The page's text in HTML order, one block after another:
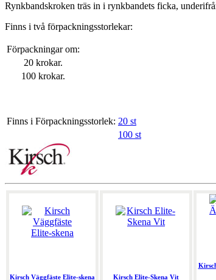
Rynkbandskroken träs in i rynkbandets ficka,
Finns i två förpackningsstorlekar:
Förpackningar om:
20 krokar.
100 krokar.
Finns i Förpackningsstorlek: 20 st
100 st
Kirsch Väggfäste Elite-skena Kirsch Elite-Skena Vit